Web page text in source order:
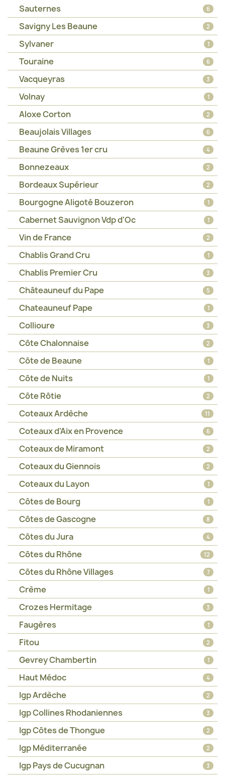
Sauternes 6
Savigny Les Beaune 2
Sylvaner 1
Touraine 6
Vacqueyras 3
Volnay 1
Aloxe Corton 2
Beaujolais Villages 6
Beaune Grèves 1er cru 4
Bonnezeaux 2
Bordeaux Supérieur 2
Bourgogne Aligoté Bouzeron 1
Cabernet Sauvignon Vdp d'Oc 1
Vin de France 2
Chablis Grand Cru 1
Chablis Premier Cru 3
Châteauneuf du Pape 5
Chateauneuf Pape 1
Collioure 3
Côte Chalonnaise 2
Côte de Beaune 1
Côte de Nuits 1
Côte Rôtie 2
Coteaux Ardèche 11
Coteaux d'Aix en Provence 6
Coteaux de Miramont 2
Coteaux du Giennois 2
Coteaux du Layon 1
Côtes de Bourg 1
Côtes de Gascogne 8
Côtes du Jura 4
Côtes du Rhône 12
Côtes du Rhône Villages 7
Crème 1
Crozes Hermitage 3
Faugères 1
Fitou 2
Gevrey Chambertin 1
Haut Médoc 4
Igp Ardèche 2
Igp Collines Rhodaniennes 3
Igp Côtes de Thongue 2
Igp Méditerranée 2
Igp Pays de Cucugnan 3